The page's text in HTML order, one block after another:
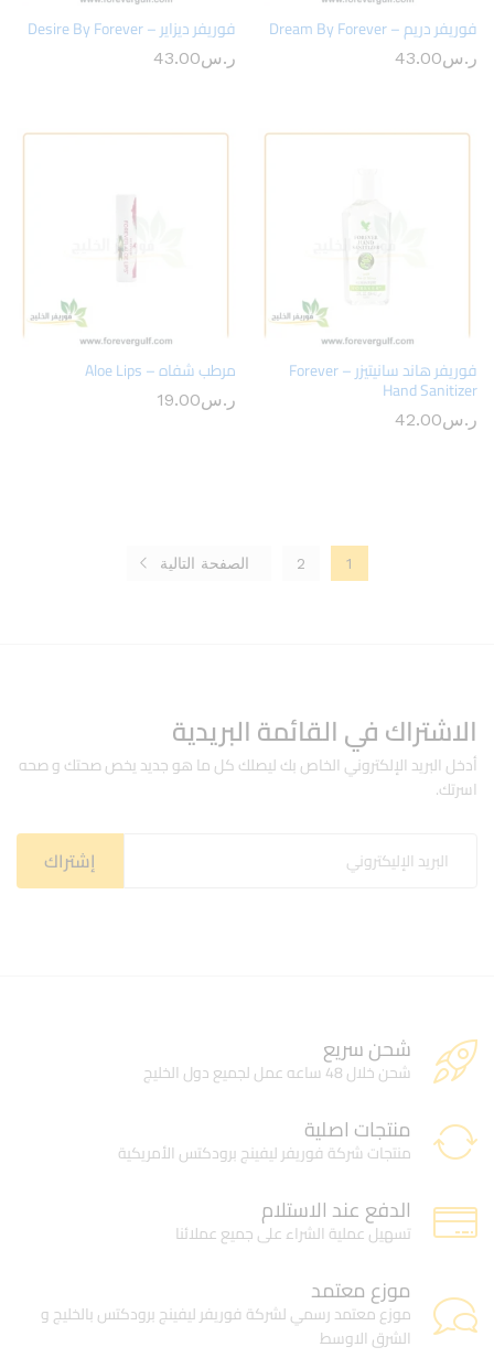
فوريفر دريم – Dream By Forever
ر.س43.00
فوريفر ديزاير – Desire By Forever
ر.س43.00
فوريفر هاند سانيتيزر – Forever
Hand Sanitizer
ر.س42.00
مرطب شفاه – Aloe Lips
ر.س19.00
1
2 الصفحة التالية
الاشتراك في القائمة البريدية
أدخل البريد الإلكتروني الخاص بك ليصلك كل ما هو جديد يخص صحتك و صحه
اسرتك.
شحن سريع
شحن خلال 48 ساعه عمل لجميع دول الخليج
منتجات اصلية
منتجات شركة فوريفر ليفينج برودكتس الأمريكية
الدفع عند الاستلام
تسهيل عملية الشراء على جميع عملائنا
موزع معتمد
موزع معتمد رسمي لشركة فوريفر ليفينج برودكتس بالخليج و
الشرق الاوسط